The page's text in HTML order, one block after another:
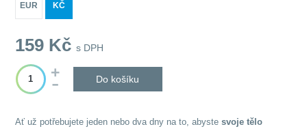
EUR KČ
159 Kčs DPH
Do košíku
Ať už potřebujete jeden nebo dva dny na to, abystesvoje tělo